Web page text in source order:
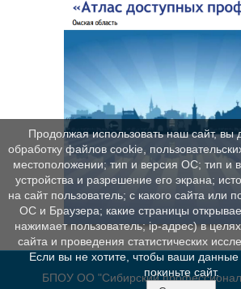
БПОУ ОО "Сибирский
Продолжая использовать наш сайт, вы
обработку файлов cookie,
местоположении; тип и версия ОС; тип и
устройства и разрешение его экрана;
на сайт пользователь; с какого сайта или
ОС и Браузера; какие страницы
нажимает пользователь; ip-адрес) в
сайта и проведения статистических
Если вы не хотите, чтобы ваши
покиньте сайт.